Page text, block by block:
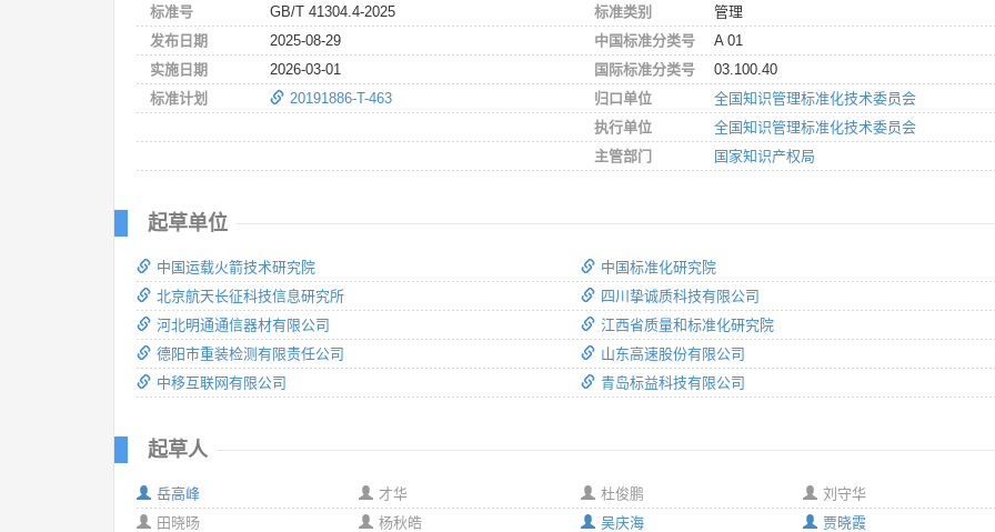
标准号
GB/T 41304.4-2025
发布日期
2025-08-29
实施日期
2026-03-01
标准计划
20191886-T-463
标准类别
管理
中国标准分类号
A 01
国际标准分类号
03.100.40
归口单位
全国知识管理标准化技术委员会
执行单位
全国知识管理标准化技术委员会
主管部门
国家知识产权局
起草单位
中国运载火箭技术研究院
北京航天长征科技信息研究所
河北明通通信器材有限公司
德阳市重装检测有限责任公司
中移互联网有限公司
中国标准化研究院
四川挚诚质科技有限公司
江西省质量和标准化研究院
山东高速股份有限公司
青岛标益科技有限公司
起草人
岳高峰
才华
田晓旸
杨秋皓
杜俊鹏
刘守华
吴庆海
贾晓霞